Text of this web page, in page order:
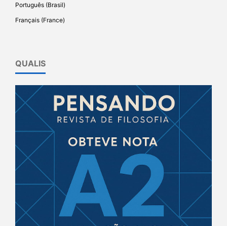
Português (Brasil)
Français (France)
QUALIS